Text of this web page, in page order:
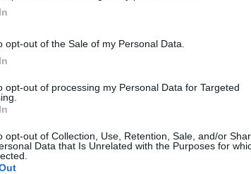
opt-out of the Sale of my Personal Data.
opt-out of processing my Personal Data for Targeted
opt-out of Collection, Use, Retention, Sale, and/or
Data that Is Unrelated with the Purposes for
si cerca di migliorare un complesso di squadra
principale per il centrocampo di
trovato molto spazio e potrebbe decidere di
spazio in campo. A riportarlo è